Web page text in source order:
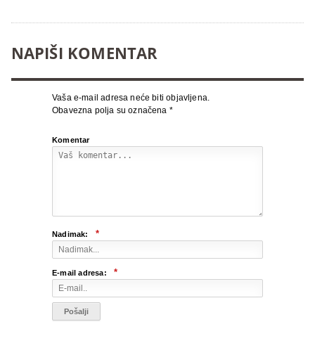
NAPIŠI KOMENTAR
Vaša e-mail adresa neće biti objavljena.
Obavezna polja su označena *
Komentar
Nadimak: *
E-mail adresa: *